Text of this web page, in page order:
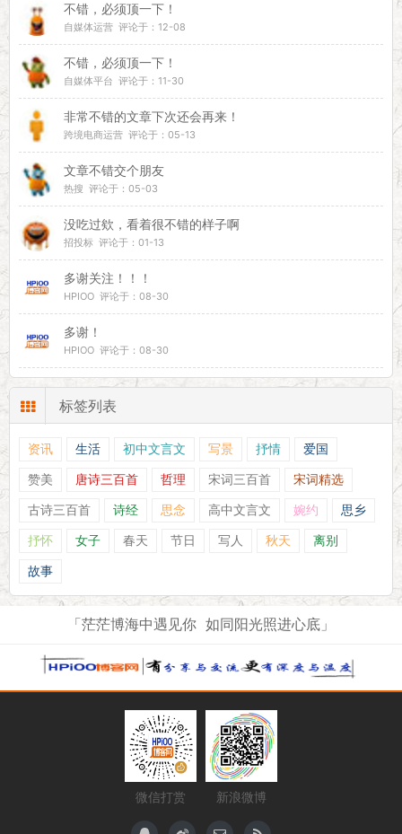
不错，必须顶一下！
自媒体运营 评论于：12-08
不错，必须顶一下！
自媒体平台 评论于：11-30
非常不错的文章下次还会再来！
跨境电商运营 评论于：05-13
文章不错交个朋友
热搜 评论于：05-03
没吃过欸，看着很不错的样子啊
招投标 评论于：01-13
多谢关注！！！
HPIOO 评论于：08-30
多谢！
HPIOO 评论于：08-30
标签列表
资讯 生活 初中文言文 写景 抒情 爱国
赞美 唐诗三百首 哲理 宋词三百首 宋词精选
古诗三百首 诗经 思念 高中文言文 婉约 思乡
抒怀 女子 春天 节日 写人 秋天 离别
故事
「茫茫博海中遇见你 如同阳光照进心底」
微信打赏 新浪微博